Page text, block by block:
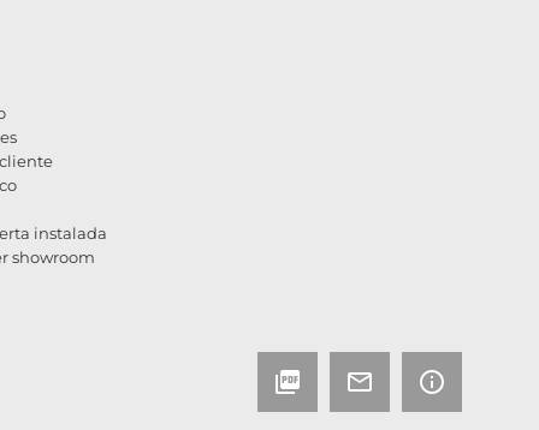
instalada
showroom
picture_as_pdf mail_outline info_outline